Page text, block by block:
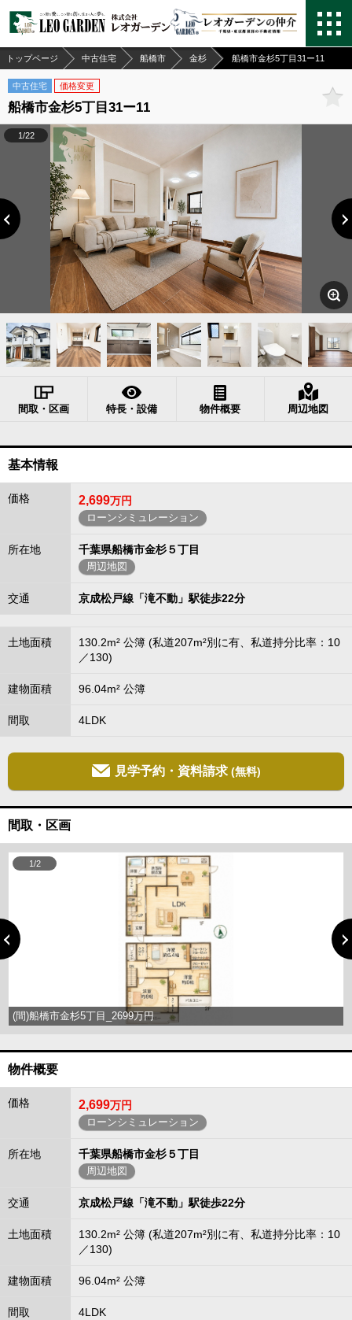
トップページ 中古住宅 船橋市 金杉 船橋市金杉5丁目31ー11
中古住宅 価格変更
船橋市金杉5丁目31ー11
1/22
間取・区画 特長・設備 物件概要 周辺地図
基本情報
価格 2,699万円
ローンシミュレーション
所在地 千葉県船橋市金杉５丁目
周辺地図
交通 京成松戸線「滝不動」駅徒歩22分
土地面積
130.2m² 公簿 (私道207m²別に有、私道持分比率：10
／130)
建物面積 96.04m² 公簿
間取 4LDK
見学予約・資料請求 (無料)
間取・区画
(間)船橋市金杉5丁目_2699万円
1/2
物件概要
価格 2,699万円
ローンシミュレーション
所在地 千葉県船橋市金杉５丁目
周辺地図
交通 京成松戸線「滝不動」駅徒歩22分
土地面積
130.2m² 公簿 (私道207m²別に有、私道持分比率：10
／130)
建物面積 96.04m² 公簿
間取 4LDK